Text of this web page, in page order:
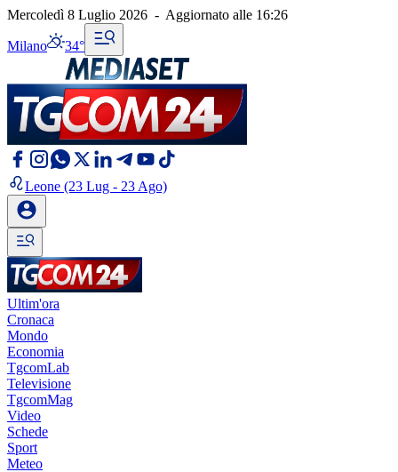
Mercoledì 8 Luglio 2026 - Aggiornato alle 16:26
Milano 34°
Leone (23 Lug - 23 Ago)
Ultim'ora
Cronaca
Mondo
Economia
TgcomLab
Televisione
TgcomMag
Video
Schede
Sport
Meteo